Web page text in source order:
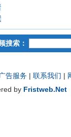
师
侨领出席
搜索：
广告服务 | 联系我们 |
by Fristweb.Net